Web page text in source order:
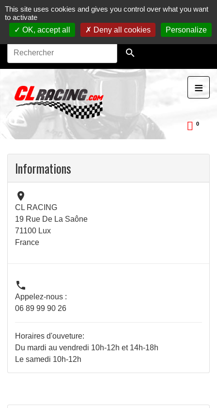
Journées, stages et baptêmes moto sur circuit.Vente en
ligne de pièces détachées moto.
préparation moto

≡
0
Informations

CL RACING
19 Rue De La Saône
71100 Lux
France

Appelez-nous :
06 89 99 90 26
Horaires d'ouveture:
Du mardi au vendredi 10h-12h et 14h-18h
Le samedi 10h-12h
This site uses cookies and gives you control over what you want
to activate
OK, accept all
Deny all cookies Personalize